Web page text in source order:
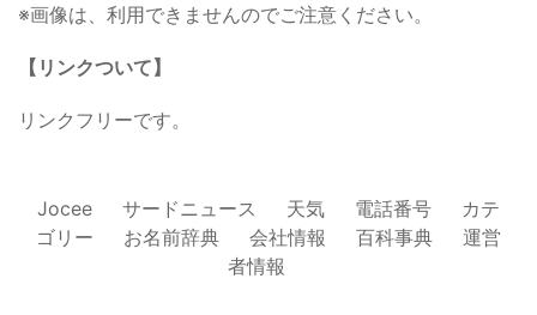
※画像は、利用できませんのでご注意ください。
【リンクついて】
リンクフリーです。
Jocee サードニュース 天気 電話番号
カテ
ゴリー
お名前辞典 会社情報 百科事典
運営
者情報